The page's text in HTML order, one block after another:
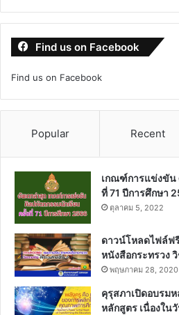
Find us on Facebook
Find us on Facebook
Popular Recent
เกณฑ์การแข่งขัน
ที่ 71 ปีการศึกษา
ตุลาคม 5, 2022
ดาวน์โหลดไฟล์ฟ
หนังสือกระทรวง
พฤษภาคม 28, 2020
คุรุสภาเปิดอบรม
หลักสูตร เนื่องใน